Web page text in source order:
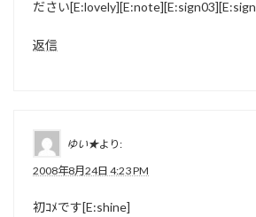
ださい
返信
ゆい★より:
2008年8月24日 4:23 PM
初ｺﾒです[E:shine]